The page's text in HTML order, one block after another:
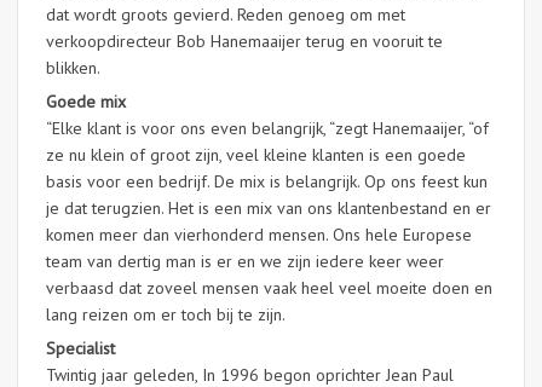
dat wordt groots gevierd. Reden genoeg om met
verkoopdirecteur Bob Hanemaaijer terug en vooruit te
blikken.
Goede mix
“Elke klant is voor ons even belangrijk, “zegt Hanemaaijer, “of
ze nu klein of groot zijn, veel kleine klanten is een goede
basis voor een bedrijf. De mix is belangrijk. Op ons feest kun
je dat terugzien. Het is een mix van ons klantenbestand en er
komen meer dan vierhonderd mensen. Ons hele Europese
team van dertig man is er en we zijn iedere keer weer
verbaasd dat zoveel mensen vaak heel veel moeite doen en
lang reizen om er toch bij te zijn.
Specialist
Twintig jaar geleden, In 1996 begon oprichter Jean Paul